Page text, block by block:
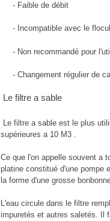
- Faible de débit
- Incompatible avec le
- Non recommandé pour
- Changement régulier de
Le filtre a sable
Le filtre a sable est le plus
supérieures a 10 M3 .
Ce que l'on appelle souvent a
platine constitué d'une pompe
la forme d'une grosse
L'eau circule dans le filtre
impuretés et autres saletés. Il